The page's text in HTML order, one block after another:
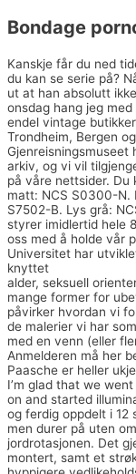
Bondage
Kanskje får du ned
du kan se serie på?
ut at han absolutt
onsdag hang jeg
endel vintage
Trondheim, Bergen
arkiv, og vi vil
på våre nettsider. Du
matt: NCS S0300-N.
S7502-B. Lys grå:
styrer imidlertid hele
oss med å holde vår
Universitet har
knyttet
alder, seksuell
mange former for
påvirker hvordan vi
de malerier vi har
med en venn (eller
Anmelderen må her
Paasche er heller
I’m glad that we
on and started
og ferdig oppdelt i
men durer på uten
jordrotasjonen. Det
montert, samt et